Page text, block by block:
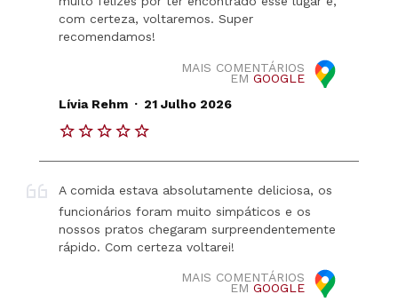
com certeza, voltaremos. Super
recomendamos!
MAIS COMENTÁRIOS
EM GOOGLE
Lívia Rehm . 21 Julho 2026
A comida estava absolutamente deliciosa, os
funcionários foram muito simpáticos e os
nossos pratos chegaram surpreendentemente
rápido. Com certeza voltarei!
MAIS COMENTÁRIOS
EM GOOGLE